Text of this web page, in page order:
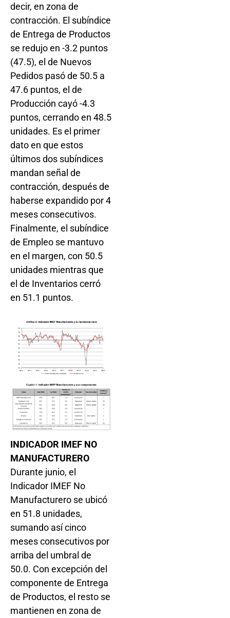
decir, en zona de
contracción. El subíndice
de Entrega de Productos
se redujo en -3.2 puntos
(47.5), el de Nuevos
Pedidos pasó de 50.5 a
47.6 puntos, el de
Producción cayó -4.3
puntos, cerrando en 48.5
unidades. Es el primer
dato en que estos
últimos dos subíndices
mandan señal de
contracción, después de
haberse expandido por 4
meses consecutivos.
Finalmente, el subíndice
de Empleo se mantuvo
en el margen, con 50.5
unidades mientras que
el de Inventarios cerró
en 51.1 puntos.
INDICADOR IMEF NO
MANUFACTURERO
Durante junio, el
Indicador IMEF No
Manufacturero se ubicó
en 51.8 unidades,
sumando así cinco
meses consecutivos por
arriba del umbral de
50.0. Con excepción del
componente de Entrega
de Productos, el resto se
mantienen en zona de